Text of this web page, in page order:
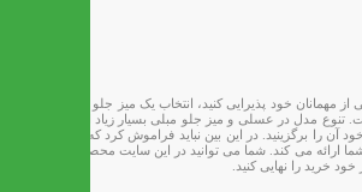
از مهمانان خود پذیرایی کنید، انتخاب یک میز جلو مبلی مناسب
تنوع مدل در عسلی و میز جلو مبلی بسیار زیاد است که شما
آن را برگزینید. در این بین نباید فراموش کرد که سایت ایران
شما ارائه می کند. شما می توانید در این سایت محصولات مختلف
خود خرید را نهایی کنید.